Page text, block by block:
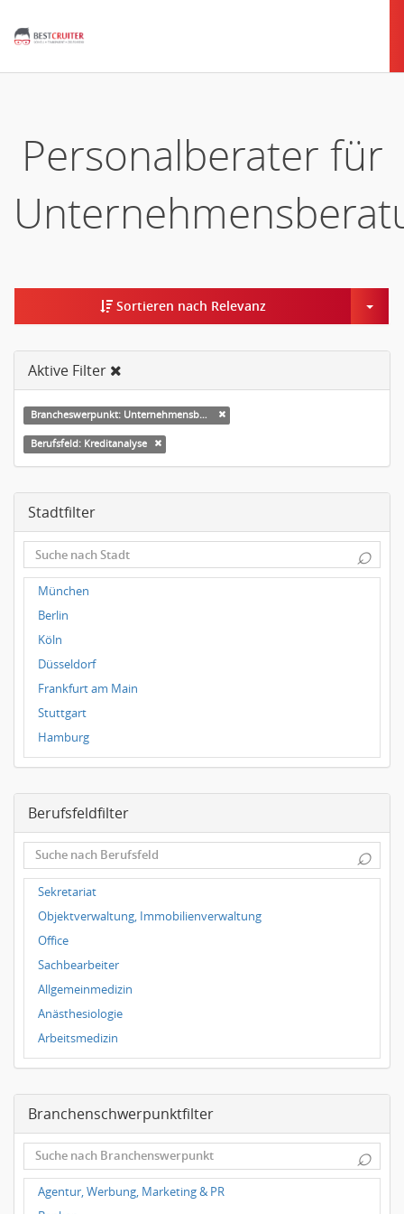
Personalberater für
Sortieren nach Relevanz
Aktive Filter
Brancheswerpunkt: Unternehmensberatung
Berufsfeld: Kreditanalyse
Stadtfilter
⌕
München
Berlin
Köln
Düsseldorf
Frankfurt am Main
Stuttgart
Hamburg
Frankfurt
Magdeburg
Leipzig
Dortmund
Wuppertal
Hallbergmoos
Würzburg
Grünwald
Ulm
Bielefeld
Hannover
Duisburg
Berufsfeldfilter
⌕
Sekretariat
Objektverwaltung, Immobilienverwaltung
Office
Sachbearbeiter
Allgemeinmedizin
Anästhesiologie
Arbeitsmedizin
Augenheilkunde
Frauenheilkunde, Geburtshilfe
Hals-Nasen-Ohrenheilkunde
Hautkrankheiten, Geschlechtskrankheiten
Hygienemedizin, Umweltmedizin
Innere Medizin
Branchenschwerpunktfilter
⌕
Agentur, Werbung, Marketing & PR